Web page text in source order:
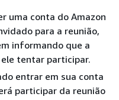
uma conta do Amazon
para a reunião,
informando que a
tentar participar.
entrar em sua conta
participar da reunião